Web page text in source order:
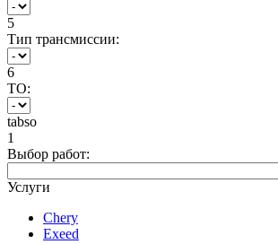
5
Тип трансмиссии:
6
ТО:
tabso
1
Выбор работ:
Услуги
Chery
Exeed